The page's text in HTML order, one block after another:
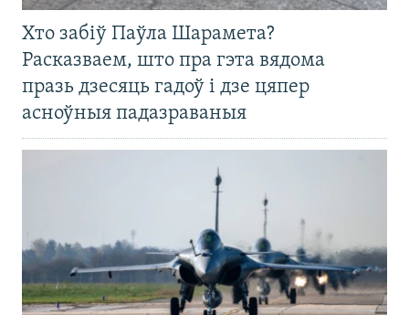
Хто забіў Паўла Шарамета?
Расказваем, што пра гэта вядома
празь дзесяць гадоў і дзе цяпер
асноўныя падазраваныя